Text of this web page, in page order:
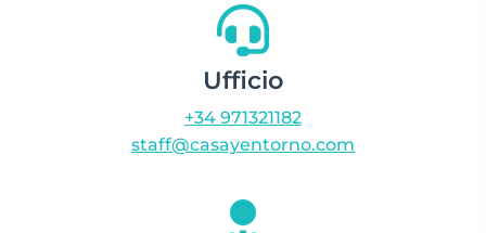
Ufficio
+34 971321182
staff@casayentorno.com